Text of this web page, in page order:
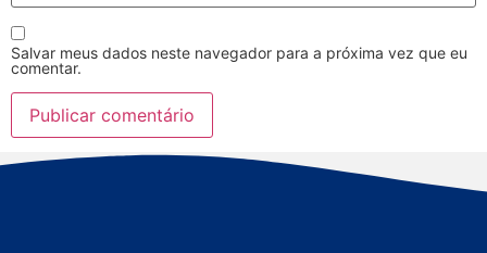
Salvar meus dados neste navegador para a próxima vez que eu
comentar.